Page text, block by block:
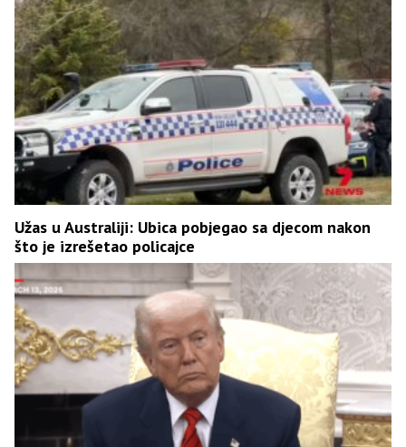
Užas u Australiji: Ubica pobjegao sa djecom nakon
što je izrešetao policajce